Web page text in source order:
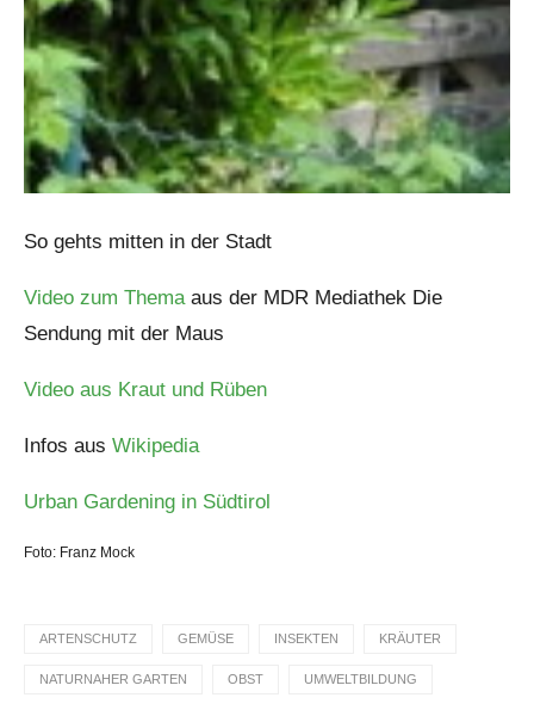
So gehts mitten in der Stadt
Video zum Thema aus der MDR Mediathek Die
Sendung mit der Maus
Video aus Kraut und Rüben
Infos aus Wikipedia
Urban Gardening in Südtirol
Foto: Franz Mock
ARTENSCHUTZ GEMÜSE INSEKTEN KRÄUTER
NATURNAHER GARTEN OBST UMWELTBILDUNG